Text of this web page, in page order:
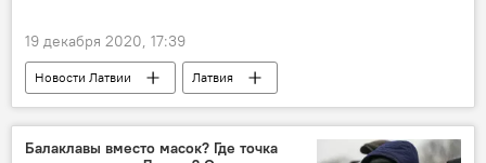
19 декабря 2020, 17:39
Новости Латвии
Латвия
МИД Латвии
Балаклавы вместо масок? Где точка